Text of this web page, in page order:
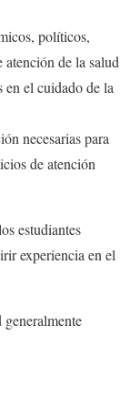
políticos,
atención de la salud
en el cuidado de la
necesarias para
de atención
estudiantes
experiencia en el